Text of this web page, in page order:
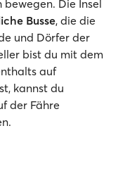
Die Insel
Busse, die die
und Dörfer der
bist du mit dem
auf
kannst du
der Fähre